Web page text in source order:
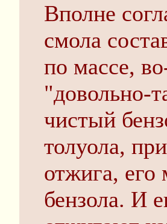
Вполне
смола
по массе,
"довольно-
чистый
толуола,
отжига,
бензола. И